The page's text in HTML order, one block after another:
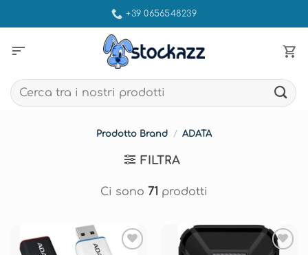
ai
+39 0656548239
sort
Cerca:
Prodotto Brand / ADATA
FILTRA
Ci sono 71 prodotti